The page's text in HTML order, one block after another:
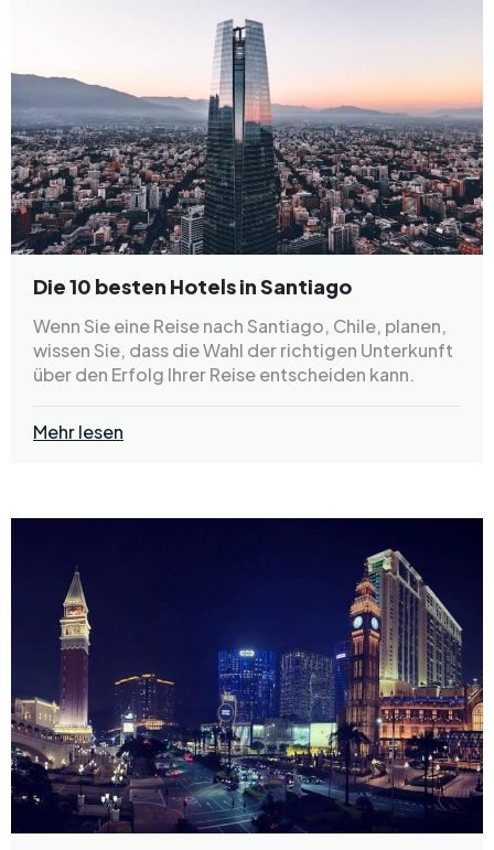
Die 10 besten Hotels in Santiago
Wenn Sie eine Reise nach Santiago, Chile, planen,
wissen Sie, dass die Wahl der richtigen Unterkunft
über den Erfolg Ihrer Reise entscheiden kann.
Mehr lesen